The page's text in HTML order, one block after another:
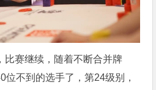
比赛继续，随着不断合并牌
位不到的选手了，第24级别，